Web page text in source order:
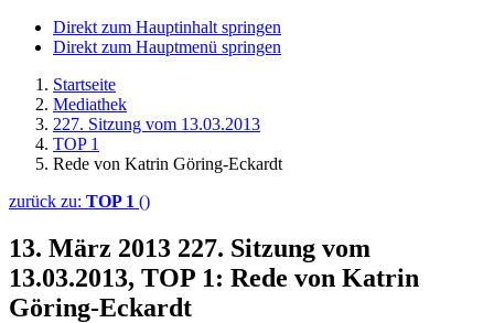
Direkt zum Hauptinhalt springen
Direkt zum Hauptmenü springen
Startseite
Mediathek
227. Sitzung vom 13.03.2013
TOP 1
Rede von Katrin Göring-Eckardt
zurück zu: TOP 1 ()
13. März 2013 227. Sitzung vom
13.03.2013, TOP 1: Rede von Katrin
Göring-Eckardt